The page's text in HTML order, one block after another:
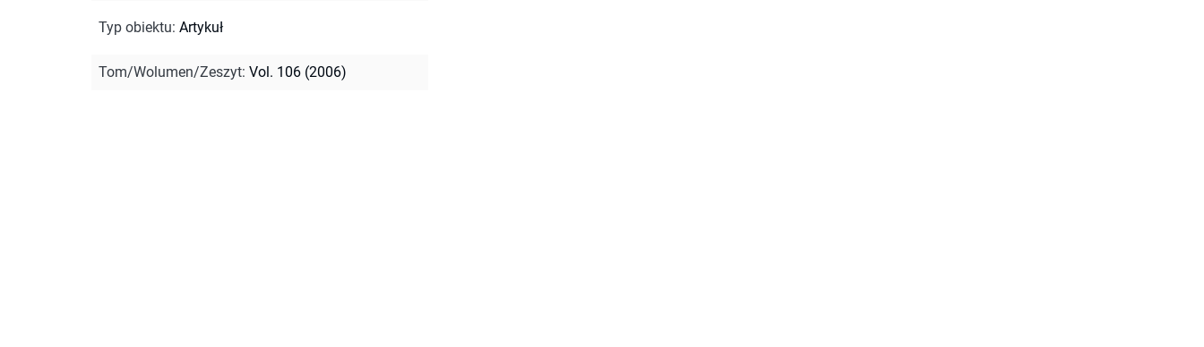
Typ obiektu: Artykuł
Tom/Wolumen/Zeszyt: Vol. 106 (2006)